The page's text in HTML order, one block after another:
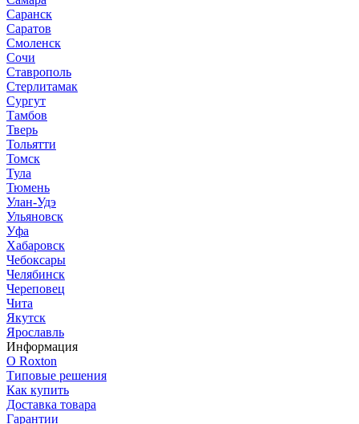
Саранск
Саратов
Смоленск
Сочи
Ставрополь
Стерлитамак
Сургут
Тамбов
Тверь
Тольятти
Томск
Тула
Тюмень
Улан-Удэ
Ульяновск
Уфа
Хабаровск
Чебоксары
Челябинск
Череповец
Чита
Якутск
Ярославль
Информация
О Roxton
Типовые решения
Как купить
Доставка товара
Гарантии